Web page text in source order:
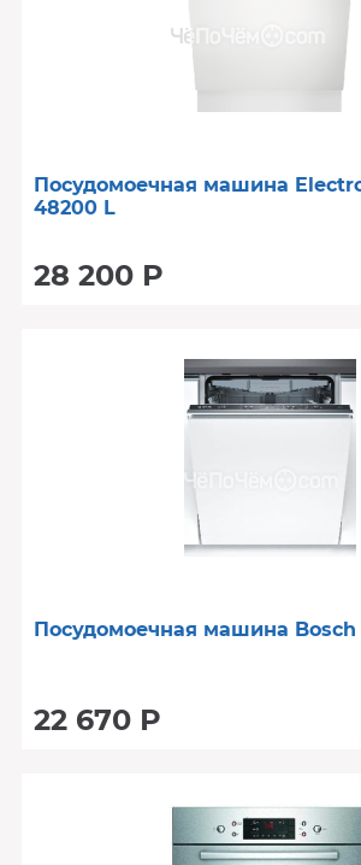
Посудомоечная машина
48200 L
28 200 Р
Посудомоечная машина Bosch
22 670 Р